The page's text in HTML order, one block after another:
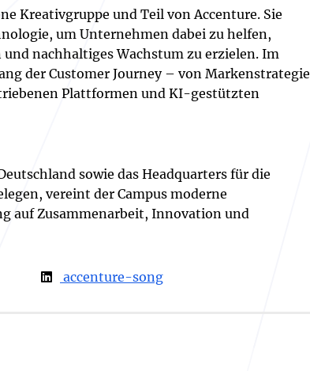
Kreativgruppe und Teil von Accenture. Sie
um Unternehmen dabei zu helfen,
nachhaltiges Wachstum zu erzielen. Im
der Customer Journey – von Markenstrategie
Plattformen und KI-gestützten
sowie das Headquarters für die
vereint der Campus moderne
auf Zusammenarbeit, Innovation und
accenture-song